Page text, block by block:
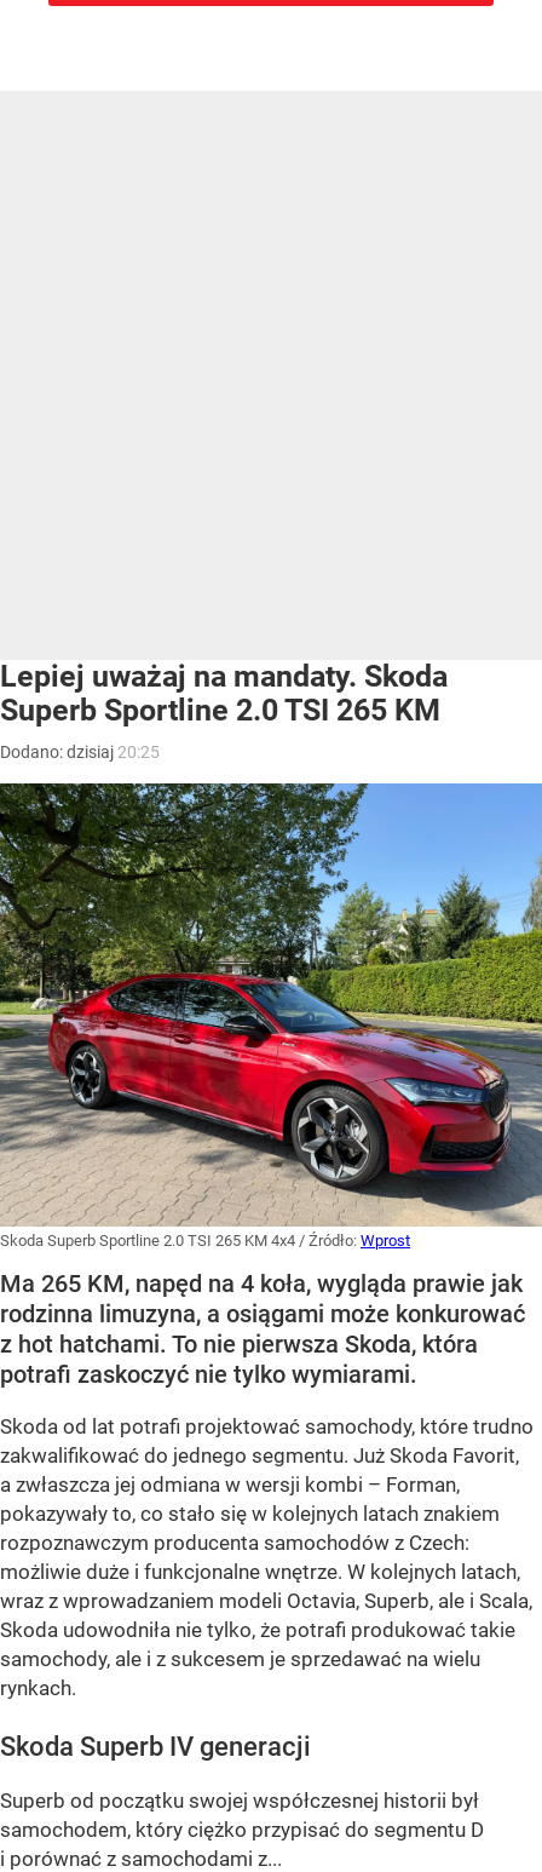
Lepiej uważaj na mandaty. Skoda
Superb Sportline 2.0 TSI 265 KM
Dodano:dzisiaj 20:25
Skoda Superb Sportline 2.0 TSI 265 KM 4x4 / Źródło: Wprost
Ma 265 KM, napęd na 4 koła, wygląda prawie jak
rodzinna limuzyna, a osiągami może konkurować
z hot hatchami. To nie pierwsza Skoda, która
potrafi zaskoczyć nie tylko wymiarami.
Skoda od lat potrafi projektować samochody, które trudno
zakwalifikować do jednego segmentu. Już Skoda Favorit,
a zwłaszcza jej odmiana w wersji kombi – Forman,
pokazywały to, co stało się w kolejnych latach znakiem
rozpoznawczym producenta samochodów z Czech:
możliwie duże i funkcjonalne wnętrze. W kolejnych latach,
wraz z wprowadzaniem modeli Octavia, Superb, ale i Scala,
Skoda udowodniła nie tylko, że potrafi produkować takie
samochody, ale i z sukcesem je sprzedawać na wielu
rynkach.
Skoda Superb IV generacji
Superb od początku swojej współczesnej historii był
samochodem, który ciężko przypisać do segmentu D
i porównać z samochodami z...